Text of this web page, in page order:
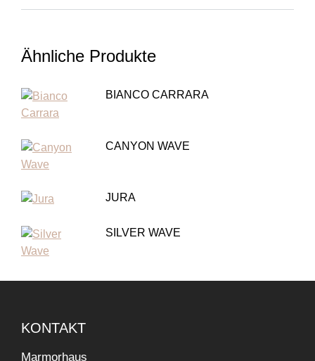
Ähnliche Produkte
BIANCO CARRARA
CANYON WAVE
JURA
SILVER WAVE
KONTAKT
Marmorhaus